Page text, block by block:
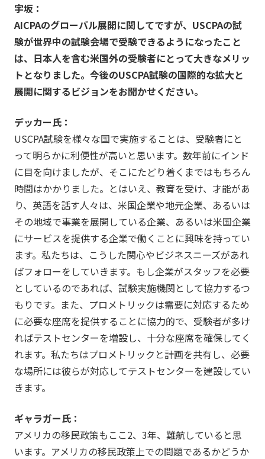
宇坂：
AICPAのグローバル展開に関してですが、USCPAの試
験が世界中の試験会場で受験できるようになったこと
は、日本人を含む米国外の受験者にとって大きなメリッ
トとなりました。今後のUSCPA試験の国際的な拡大と
展開に関するビジョンをお聞かせください。
デッカー氏：
USCPA試験を様々な国で実施することは、受験者にと
って明らかに利便性が高いと思います。数年前にインド
に目を向けましたが、そこにたどり着くまではもちろん
時間はかかりました。とはいえ、教育を受け、才能があ
り、英語を話す人々は、米国企業や地元企業、あるいは
その地域で事業を展開している企業、あるいは米国企業
にサービスを提供する企業で働くことに興味を持ってい
ます。私たちは、こうした関心やビジネスニーズがあれ
ばフォローをしていきます。もし企業がスタッフを必要
としているのであれば、試験実施機関として協力するつ
もりです。また、プロメトリックは需要に対応するため
に必要な座席を提供することに協力的で、受験者が多け
ればテストセンターを増設し、十分な座席を確保してく
れます。私たちはプロメトリックと計画を共有し、必要
な場所には彼らが対応してテストセンターを建設してい
きます。
ギャラガー氏：
アメリカの移民政策もここ2、3年、難航していると思
います。アメリカの移民政策上での問題であるかどうか